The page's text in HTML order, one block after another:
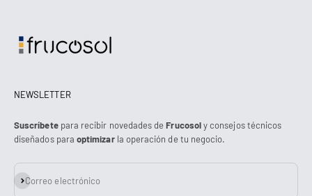
NEWSLETTER
Suscríbetepara recibir novedades deFrucosoly consejos técnicos
diseñados para optimizarla operación de tu negocio.
Correo electrónico
Suscribirse